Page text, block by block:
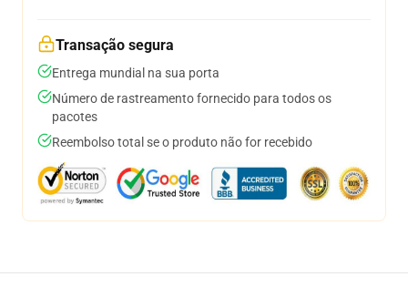
Transação segura
Entrega mundial na sua porta
Número de rastreamento fornecido para todos os
pacotes
Reembolso total se o produto não for recebido